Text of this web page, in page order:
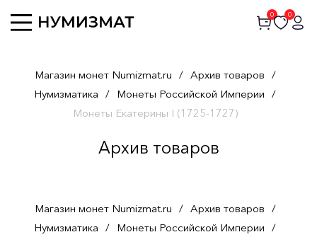
0 0
Магазин монет Numizmat.ru / Архив товаров /
Нумизматика / Монеты Российской Империи /
Монеты Екатерины I (1725-1727)
Архив товаров
Магазин монет Numizmat.ru / Архив товаров /
Нумизматика / Монеты Российской Империи /